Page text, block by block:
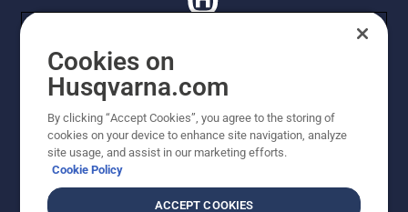
© Husqvarna AB (publ). Tutti i diritti riservati. I prezzi
Husqvarna Schweiz AG per i rivenditori specializzati
aderenti all’iniziativa, prezzi in CHF comprensivi di IVA
all’ 8,1% e TRA. Con riserva di modifica. Tutti i prezzi
indicati sono prezzi al dettaglio consigliati (IVA inclusa),
a meno che il prodotto non sia disponibile per l'acquisto
Cookies on
Husqvarna.com
By clicking “Accept Cookies”, you agree to the storing of
cookies on your device to enhance site navigation, analyze
site usage, and assist in our marketing efforts.
Cookie Policy
ACCEPT COOKIES